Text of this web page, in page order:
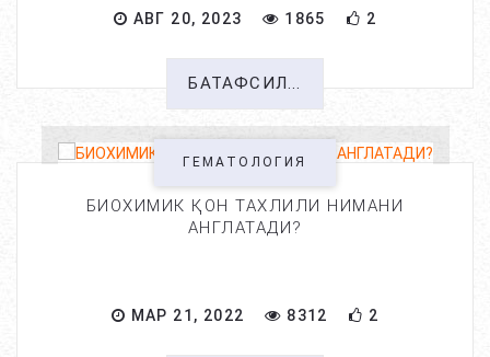
АВГ 20, 2023 1865 2
БАТАФСИЛ...
ГЕМАТОЛОГИЯ
БИОХИМИК ҚОН ТАХЛИЛИ НИМАНИ
АНГЛАТАДИ?
МАР 21, 2022 8312 2